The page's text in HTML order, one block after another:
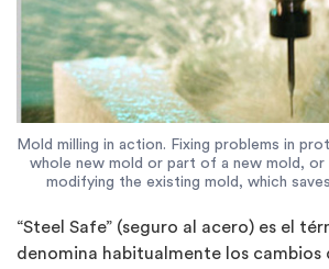
Mold milling in action. Fixing problems in
whole new mold or part of a new mold,
modifying the existing mold, which
“Steel Safe” (seguro al acero) es el
denomina habitualmente los cambios